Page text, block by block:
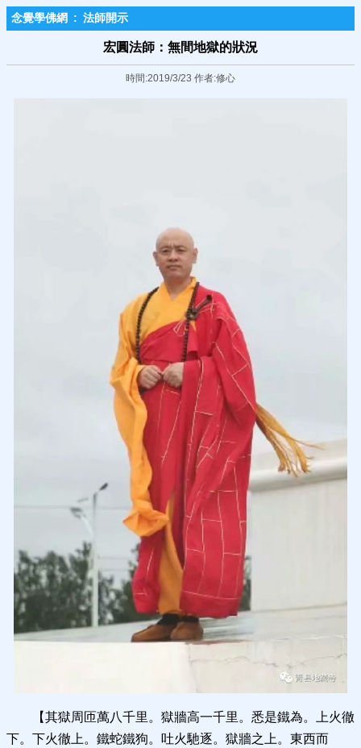
念覺學佛網 : 法師開示
宏圓法師：無間地獄的狀況
時間:2019/3/23 作者:修心
【其獄周匝萬八千里。獄牆高一千里。悉是鐵為。上火徹
下。下火徹上。鐵蛇鐵狗。吐火馳逐。獄牆之上。東西而